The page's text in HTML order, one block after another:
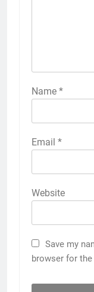
Name *
Email *
Website
Save my
browser for